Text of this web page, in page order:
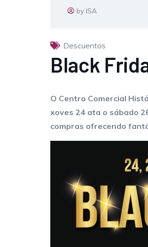
by ISA
Descuentos
Black
O Centro Comercial
xoves 24 ata o sábado
compras ofrecendo